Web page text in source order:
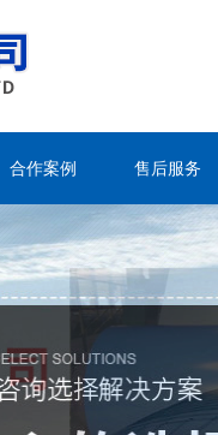
合作案例 售后服务